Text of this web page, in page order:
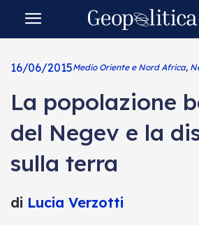
16/06/2015Medio Oriente e Nord Africa,
La popolazione
del Negev e la
sulla terra
di Lucia Verzotti